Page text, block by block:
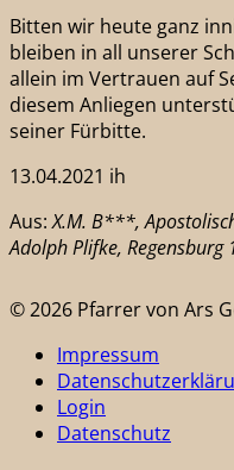
Bitten wir heute ganz
bleiben in all unserer
allein im Vertrauen auf
diesem Anliegen
seiner Fürbitte.
13.04.2021 ih
Aus:X.M. B***,
Adolph Plifke, Regensburg
© 2026 Pfarrer von Ars
Impressum
Login
Datenschutz